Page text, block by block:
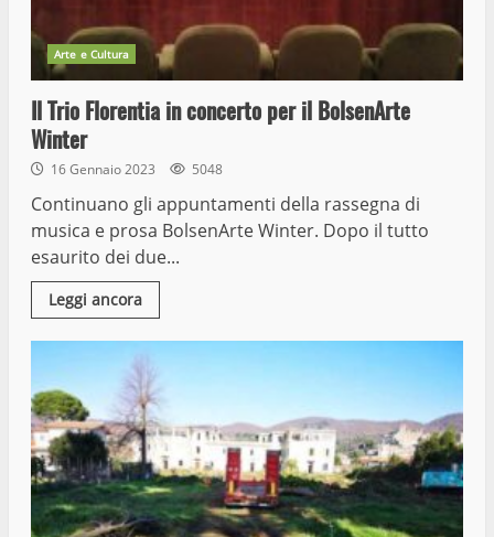
Arte e Cultura
Il Trio Florentia in concerto per il BolsenArte
Winter
16 Gennaio 2023 5048
Continuano gli appuntamenti della rassegna di
musica e prosa BolsenArte Winter. Dopo il tutto
esaurito dei due...
Leggi ancora